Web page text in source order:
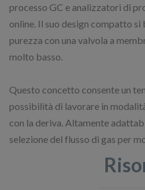
processo GC e analizzatori di
online. Il suo design compatto si
purezza con una valvola a
molto basso.
Questo concetto consente un
possibilità di lavorare in
con la deriva. Altamente
selezione del flusso di gas per